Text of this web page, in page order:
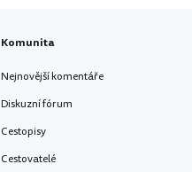
Komunita
Nejnovější komentáře
Diskuzní fórum
Cestopisy
Cestovatelé